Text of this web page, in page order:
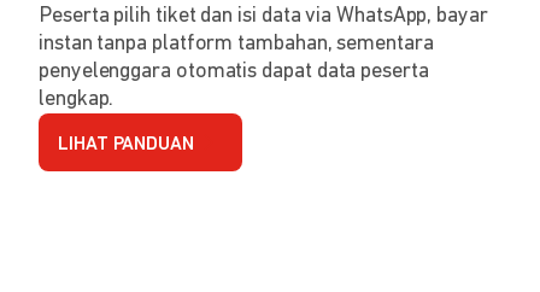
Peserta pilih tiket dan isi data via WhatsApp, bayar
instan tanpa platform tambahan, sementara
penyelenggara otomatis dapat data peserta
lengkap.
LIHAT PANDUAN